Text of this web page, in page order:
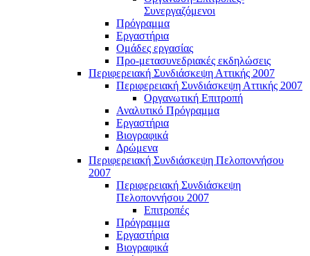
Συνεργαζόμενοι
Πρόγραμμα
Εργαστήρια
Ομάδες εργασίας
Προ-μετασυνεδριακές εκδηλώσεις
Περιφερειακή Συνδιάσκεψη Αττικής 2007
Περιφερειακή Συνδιάσκεψη Αττικής 2007
Οργανωτική Επιτροπή
Αναλυτικό Πρόγραμμα
Εργαστήρια
Βιογραφικά
Δρώμενα
Περιφερειακή Συνδιάσκεψη Πελοποννήσου
2007
Περιφερειακή Συνδιάσκεψη
Πελοποννήσου 2007
Επιτροπές
Πρόγραμμα
Εργαστήρια
Βιογραφικά